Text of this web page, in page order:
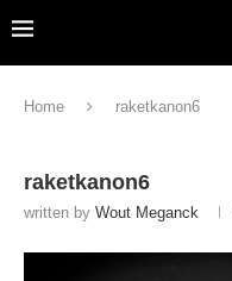
Home raketkanon6
raketkanon6
written by Wout Meganck